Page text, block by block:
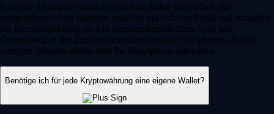
Um eine Algorand-Wallet zu erstellen, laden Sie einfach eine
entsprechende App herunter, erstellen ein sicheres Profil und schließen
die Identitätsprüfung ab. Mit benutzerfreundlichen Apps wie
Crypto.com ist der Einstieg besonders einfach: Sie können alles in
wenigen Minuten direkt über Ihr Smartphone einrichten.
Benötige ich für jede Kryptowährung eine eigene Wallet?